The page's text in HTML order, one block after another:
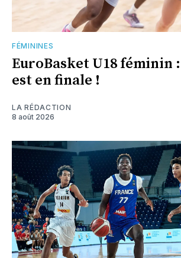
FÉMININES
EuroBasket U18 féminin
est en finale !
LA RÉDACTION
8 août 2026